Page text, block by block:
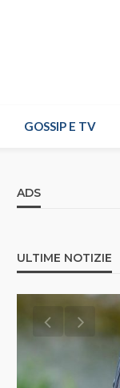
GOSSIP E TV
ADS
ULTIME NOTIZIE